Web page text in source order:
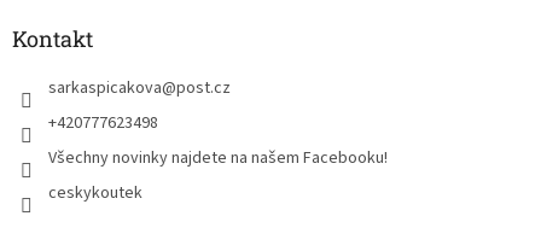
Kontakt
sarkaspicakova@post.cz
+420777623498
Všechny novinky najdete na našem Facebooku!
ceskykoutek